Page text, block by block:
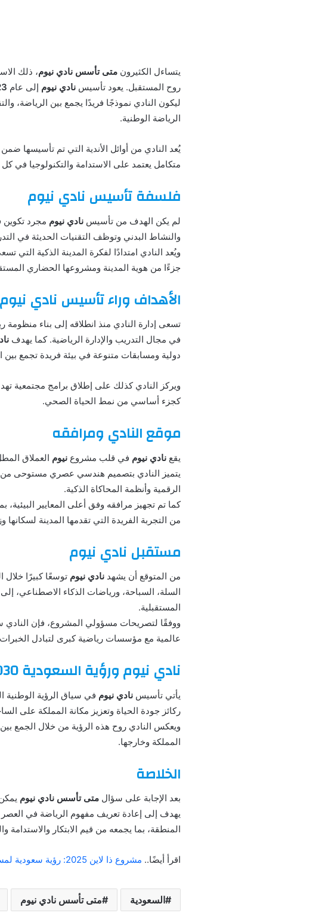
يتساءل الكثيرون متى تأسس نادي نيوم، ذلك
روح المستقبل. يعود تأسيس نادي نيوم إلى عام
ليكون النادي نموذجًا فريدًا يجمع بين الرياضة،
الرياضة الوطنية.
يُعد النادي من أوائل الأندية التي تم تأسيسها
متكامل يعتمد على الاستدامة والتكنولوجيا في
فلسفة تأسيس نادي نيوم
لم يكن الهدف من تأسيس نادي نيوم مجرد تكوين
والنشاط البدني وتوظف التقنيات الحديثة في
ويُعد النادي امتدادًا لفكرة المدينة الذكية التي
جزءًا من هوية المدينة ومشروعها الحضاري
الأهداف وراء تأسيس نادي نيوم
تسعى إدارة النادي منذ انطلاقه إلى بناء
في مجال التدريب والإدارة الرياضية. كما يهدف
دولية ومسابقات متنوعة في بيئة فريدة تجمع بين
ويركز النادي كذلك على إطلاق برامج مجتمعية
كجزء أساسي من نمط الحياة الصحي.
موقع النادي ومرافقه
يقع نادي نيوم في قلب مشروع نيوم العملاق
يتميز النادي بتصميم هندسي عصري مستوحى من
الرقمية وأنظمة المحاكاة الذكية.
كما تم تجهيز مرافقه وفق أعلى المعايير البيئية،
من التجربة الفريدة التي تقدمها المدينة لسكانها
مستقبل نادي نيوم
من المتوقع أن يشهد نادي نيوم توسعًا كبيرًا
السلة، السباحة، ورياضات الذكاء
المستقبلية.
ووفقًا لتصريحات مسؤولي المشروع، فإن النادي
عالمية مع مؤسسات رياضية كبرى لتبادل
نادي نيوم ورؤية السعودية 2030
يأتي تأسيس نادي نيوم في سياق الرؤية الوطنية
ركائز جودة الحياة وتعزيز مكانة المملكة على
ويعكس النادي روح هذه الرؤية من خلال الجمع بين
المملكة وخارجها.
الخلاصة
بعد الإجابة على سؤال متى تأسس نادي نيوم
يهدف إلى إعادة تعريف مفهوم الرياضة في العصر
المنطقة، بما يجمعه من قيم الابتكار والاستدامة
اقرأ أيضًا.. مشروع ذا لاين 2025: رؤية سعودية لمستقبل المدن الذكية
السعودية متى تأسس نادي نيوم